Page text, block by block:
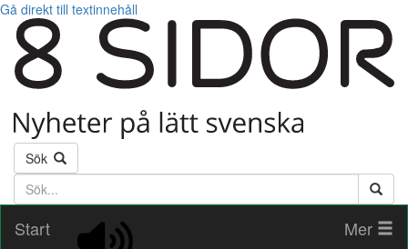
Gå direkt till textinnehåll
Sök
Söktext
Start
Mer